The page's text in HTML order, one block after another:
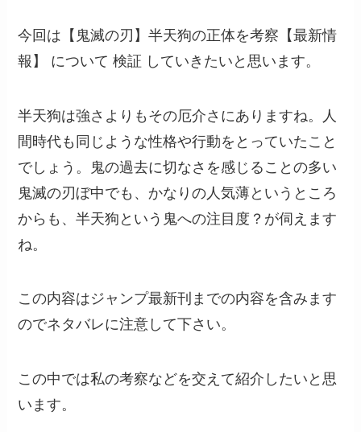
今回は【鬼滅の刃】半天狗の正体を考察【最新情
報】 について 検証 していきたいと思います。
半天狗は強さよりもその厄介さにありますね。人
間時代も同じような性格や行動をとっていたこと
でしょう。鬼の過去に切なさを感じることの多い
鬼滅の刃ぼ中でも、かなりの人気薄というところ
からも、半天狗という鬼への注目度？が伺えます
ね。
この内容はジャンプ最新刊までの内容を含みます
のでネタバレに注意して下さい。
この中では私の考察などを交えて紹介したいと思
います。